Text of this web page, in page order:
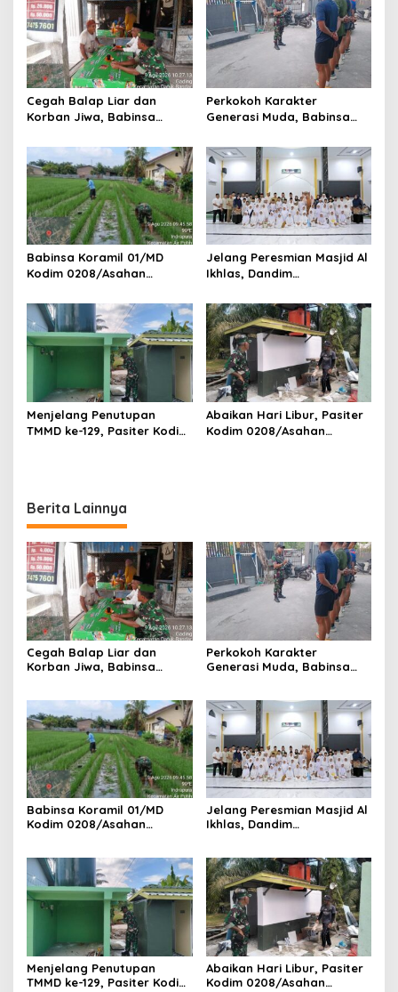
s
Cegah Balap Liar dan
Korban Jiwa, Babinsa
0208/Asahan Gelar Komsos
Tegur Pengendara dan
Serap Informasi Warga
Perkokoh Karakter
Generasi Muda, Babinsa
0208/Asahan Rangkul
Pelajar dan Mahasiswa
Lewat Wasbang
Babinsa Koramil 01/MD
Kodim 0208/Asahan
Tanaman Padi Dengan
Bersihkan Gulma
Jelang Peresmian Masjid Al
Ikhlas, Dandim
dan Doa Bersama serta
Santuni Anak Yatim
Menjelang Penutupan
TMMD ke-129, Pasiter Kodim
Abaikan Hari Libur, Pasiter
Kodim 0208/Asahan
Berita Lainnya
Cegah Balap Liar dan
Korban Jiwa, Babinsa
Tegur Pengendara dan
Serap Informasi Warga
Perkokoh Karakter
Generasi Muda, Babinsa
Pelajar dan Mahasiswa
Lewat Wasbang
Babinsa Koramil 01/MD
Kodim 0208/Asahan
Bersihkan Gulma
Jelang Peresmian Masjid Al
Ikhlas, Dandim
Santuni Anak Yatim
Menjelang Penutupan
TMMD ke-129, Pasiter Kodim
Abaikan Hari Libur, Pasiter
Kodim 0208/Asahan